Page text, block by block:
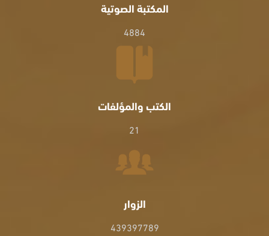
المكتبة الصوتية
4884
الكتب والمؤلفات
21
الزوار
439397789